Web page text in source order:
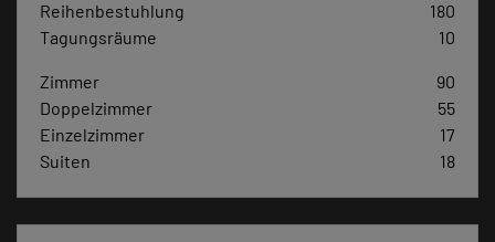
Reihenbestuhlung
180
Tagungsräume
10
Zimmer
90
Doppelzimmer
55
Einzelzimmer
17
Suiten
18